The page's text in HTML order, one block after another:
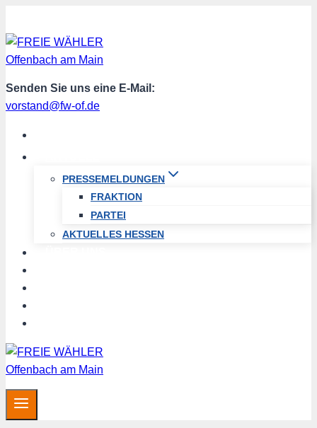
Inhalt
springen
Senden Sie uns eine E-Mail:
vorstand@fw-of.de
PRESSEMELDUNGEN
FRAKTION
PARTEI
AKTUELLES HESSEN